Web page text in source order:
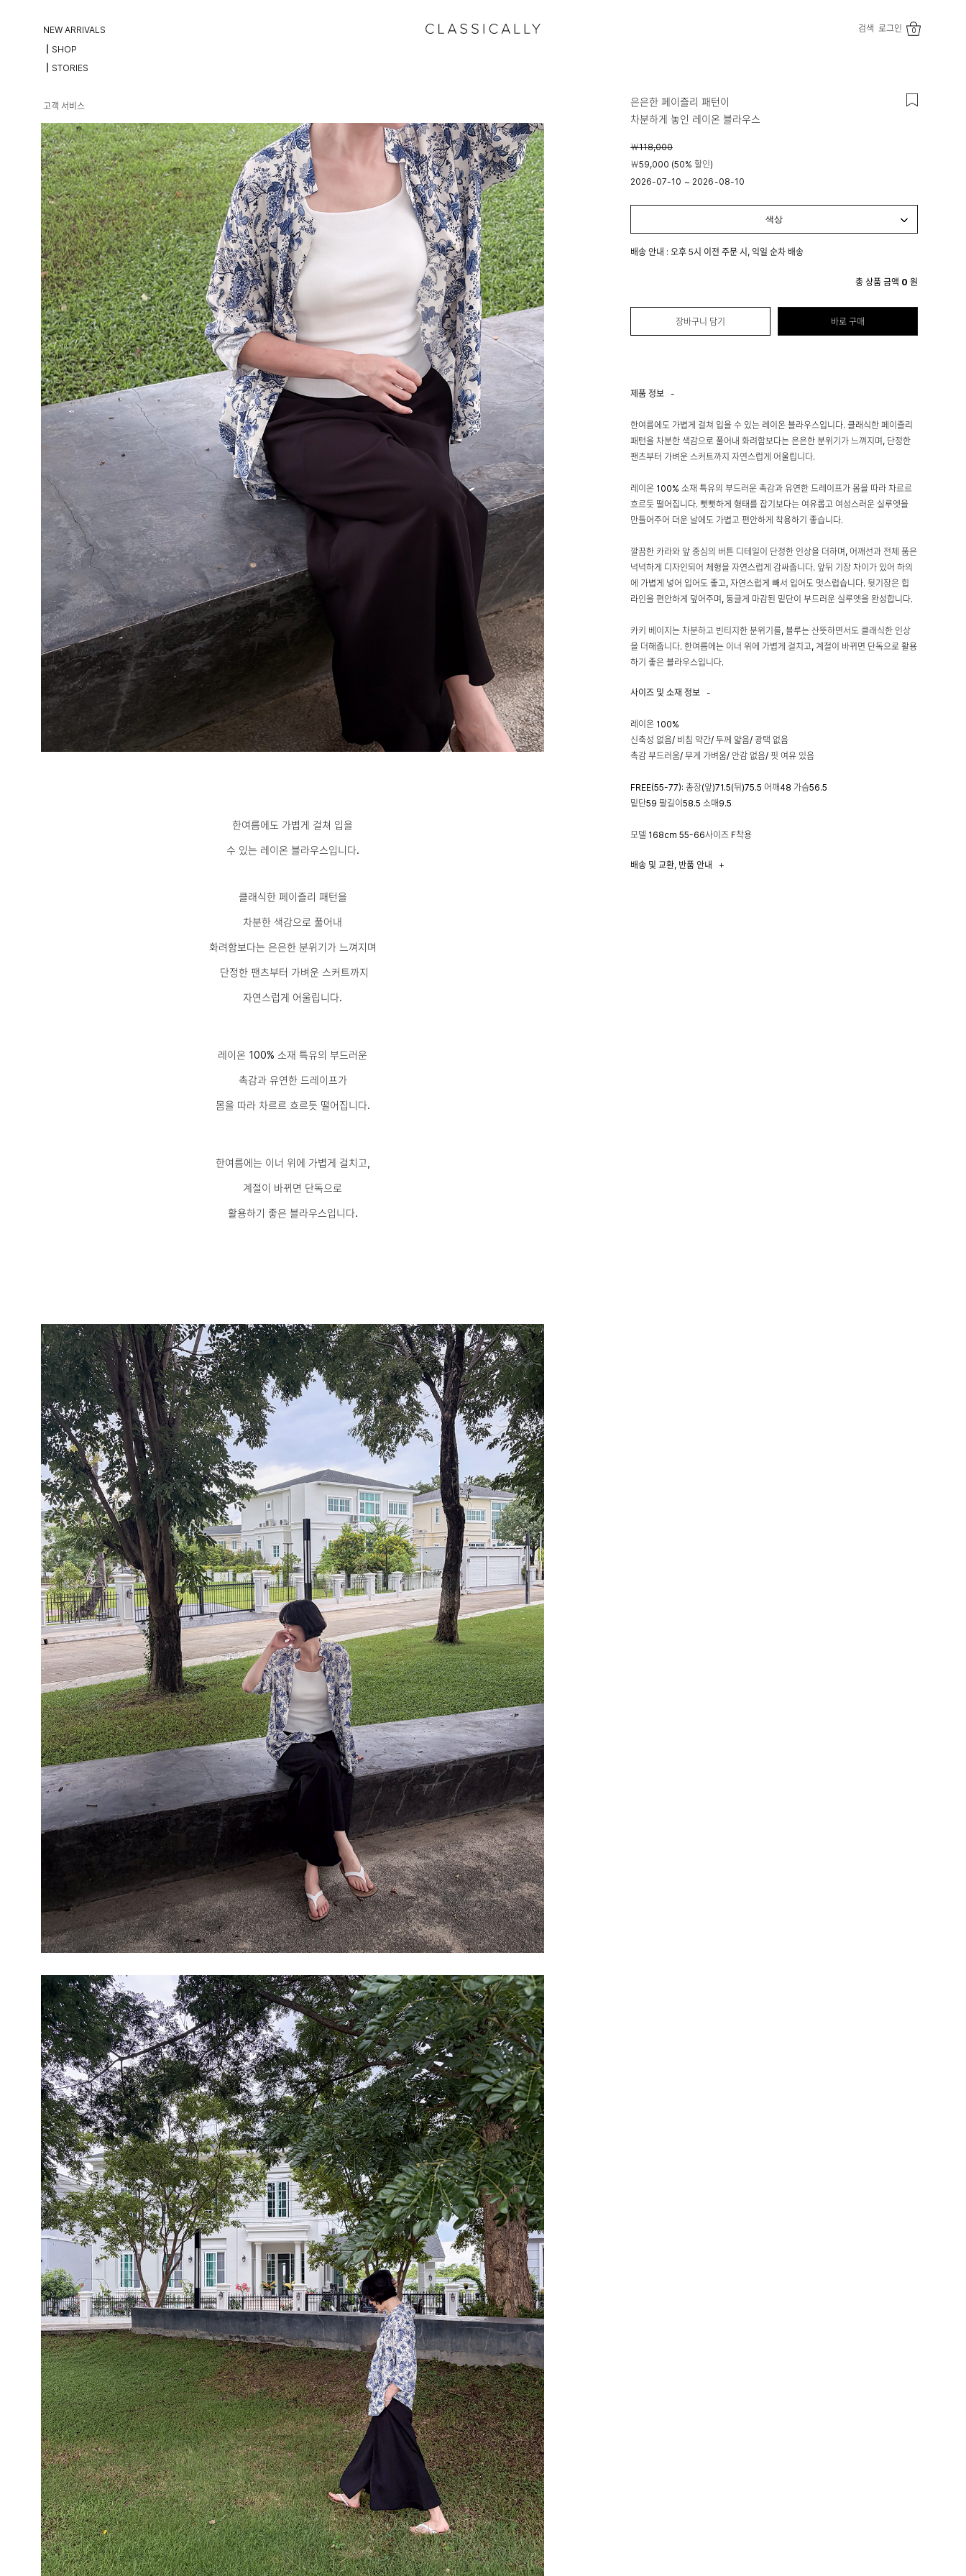
검색 로그인 0
NEW ARRIVALS
┃SHOP
┃STORIES
고객 서비스
은은한 페이즐리 패턴이
차분하게 놓인 레이온 블라우스
￦118,000
￦59,000 (50% 할인)
2026-07-10 ~ 2026-08-10
배송 안내 : 오후 5시 이전 주문 시, 익일 순차 배송
총 상품 금액 0 원
장바구니 담기 바로 구매
제품 정보 -
한여름에도 가볍게 걸쳐 입을 수 있는 레이온 블라우스입니다. 클래식한 페이즐리
패턴을 차분한 색감으로 풀어내 화려함보다는 은은한 분위기가 느껴지며, 단정한
팬츠부터 가벼운 스커트까지 자연스럽게 어울립니다.
레이온 100% 소재 특유의 부드러운 촉감과 유연한 드레이프가 몸을 따라 차르르
흐르듯 떨어집니다. 뻣뻣하게 형태를 잡기보다는 여유롭고 여성스러운 실루엣을
만들어주어 더운 날에도 가볍고 편안하게 착용하기 좋습니다.
깔끔한 카라와 앞 중심의 버튼 디테일이 단정한 인상을 더하며, 어깨선과 전체 품은
넉넉하게 디자인되어 체형을 자연스럽게 감싸줍니다. 앞뒤 기장 차이가 있어 하의
에 가볍게 넣어 입어도 좋고, 자연스럽게 빼서 입어도 멋스럽습니다. 뒷기장은 힙
라인을 편안하게 덮어주며, 둥글게 마감된 밑단이 부드러운 실루엣을 완성합니다.
카키 베이지는 차분하고 빈티지한 분위기를, 블루는 산뜻하면서도 클래식한 인상
을 더해줍니다. 한여름에는 이너 위에 가볍게 걸치고, 계절이 바뀌면 단독으로 활용
하기 좋은 블라우스입니다.
사이즈 및 소재 정보 -
레이온 100%
신축성 없음/ 비침 약간/ 두께 얇음/ 광택 없음
촉감 부드러움/ 무게 가벼움/ 안감 없음/ 핏 여유 있음
FREE(55-77): 총장(앞)71.5(뒤)75.5 어깨48 가슴56.5
밑단59 팔길이58.5 소매9.5
모델 168cm 55-66사이즈 F착용
배송 및 교환, 반품 안내 +
한여름에도 가볍게 걸쳐 입을
수 있는 레이온 블라우스입니다.
클래식한 페이즐리 패턴을
차분한 색감으로 풀어내
화려함보다는 은은한 분위기가 느껴지며
단정한 팬츠부터 가벼운 스커트까지
자연스럽게 어울립니다.
레이온 100% 소재 특유의 부드러운
촉감과 유연한 드레이프가
몸을 따라 차르르 흐르듯 떨어집니다.
한여름에는 이너 위에 가볍게 걸치고,
계절이 바뀌면 단독으로
활용하기 좋은 블라우스입니다.